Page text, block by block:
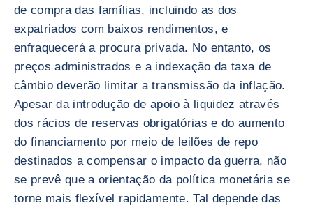
de compra das famílias, incluindo as dos
expatriados com baixos rendimentos, e
enfraquecerá a procura privada. No entanto, os
preços administrados e a indexação da taxa de
câmbio deverão limitar a transmissão da inflação.
Apesar da introdução de apoio à liquidez através
dos rácios de reservas obrigatórias e do aumento
do financiamento por meio de leilões de repo
destinados a compensar o impacto da guerra, não
se prevê que a orientação da política monetária se
torne mais flexível rapidamente. Tal depende das